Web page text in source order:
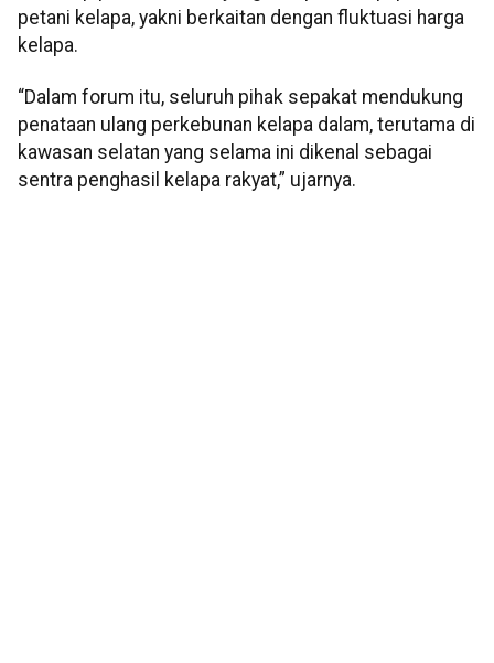
petani kelapa, yakni berkaitan dengan fluktuasi harga
kelapa.
“Dalam forum itu, seluruh pihak sepakat mendukung
penataan ulang perkebunan kelapa dalam, terutama di
kawasan selatan yang selama ini dikenal sebagai
sentra penghasil kelapa rakyat,” ujarnya.